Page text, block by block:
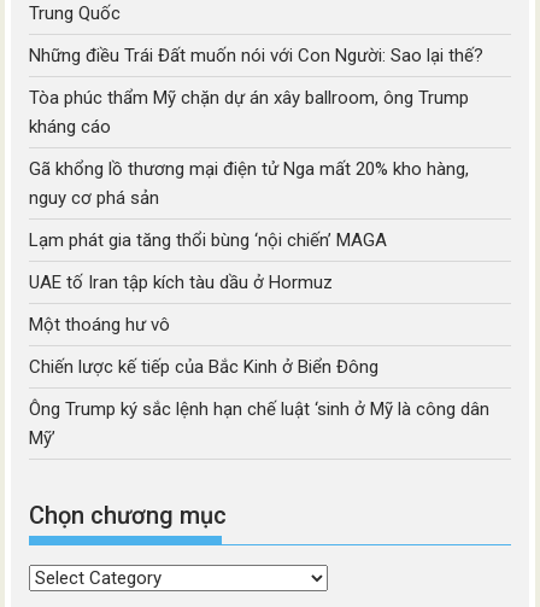
Trung Quốc
Những điều Trái Đất muốn nói với Con Người: Sao lại thế?
Tòa phúc thẩm Mỹ chặn dự án xây ballroom, ông Trump
kháng cáo
Gã khổng lồ thương mại điện tử Nga mất 20% kho hàng,
nguy cơ phá sản
Lạm phát gia tăng thổi bùng ‘nội chiến’ MAGA
UAE tố Iran tập kích tàu dầu ở Hormuz
Một thoáng hư vô
Chiến lược kế tiếp của Bắc Kinh ở Biển Đông
Ông Trump ký sắc lệnh hạn chế luật ‘sinh ở Mỹ là công dân
Mỹ’
Chọn chương mục
Chọn